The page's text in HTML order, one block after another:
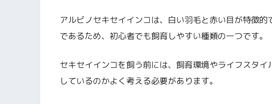
アルビノセキセイインコは、白い羽毛と赤い目が特徴
であるため、初心者でも飼育しやすい種類の一つです。
セキセイインコを飼う前には、飼育環境やライフスタ
しているのかよく考える必要があります。